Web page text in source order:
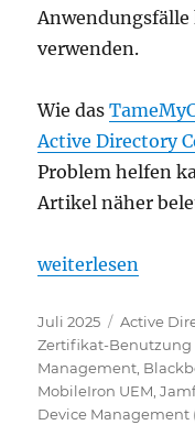
verwenden.
Wie das
Active Directory
Problem helfen
Artikel näher
„Die Security
weiterlesen
Veröffentlicht
am
Juli 2025 Active
Zertifikat-Benutzung
Management,
MobileIron UEM,
Device Management